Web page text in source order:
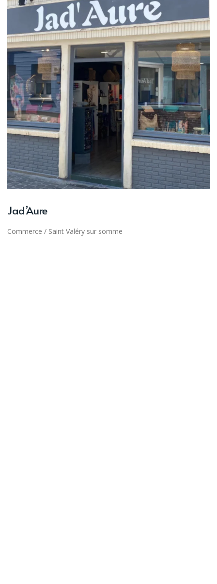
Jad’Aure
Commerce / Saint Valéry sur somme